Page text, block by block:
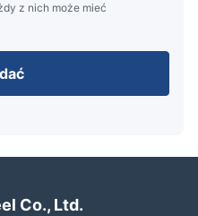
z nich może mieć
Co., Ltd.